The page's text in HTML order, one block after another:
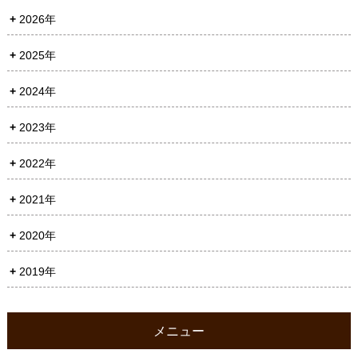
2026年
2025年
2024年
2023年
2022年
2021年
2020年
2019年
メニュー